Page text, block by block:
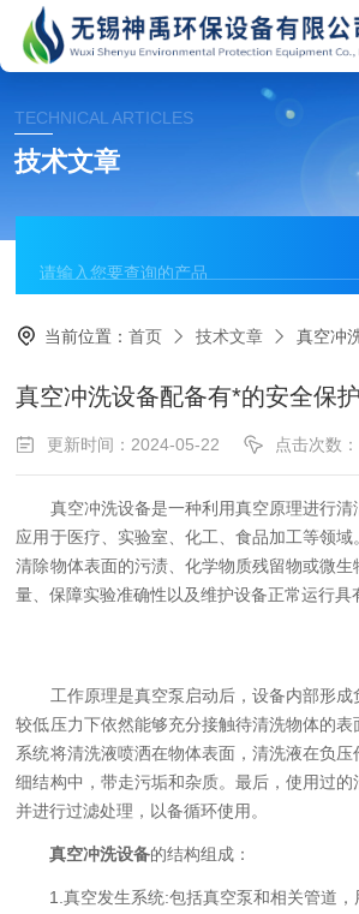
TECHNICAL ARTICLES
技术文章
当前位置：首页 技术文章 真空冲洗
真空冲洗设备配备有*的安全保
更新时间：2024-05-22 点击次数
真空冲洗设备是一种利用真空原理进行清
应用于医疗、实验室、化工、食品加工等领
清除物体表面的污渍、化学物质残留物或微
量、保障实验准确性以及维护设备正常运行具
工作原理是真空泵启动后，设备内部形成
较低压力下依然能够充分接触待清洗物体的
系统将清洗液喷洒在物体表面，清洗液在负
细结构中，带走污垢和杂质。最后，使用过
并进行过滤处理，以备循环使用。
真空冲洗设备的结构组成：
1.真空发生系统:包括真空泵和相关管道，